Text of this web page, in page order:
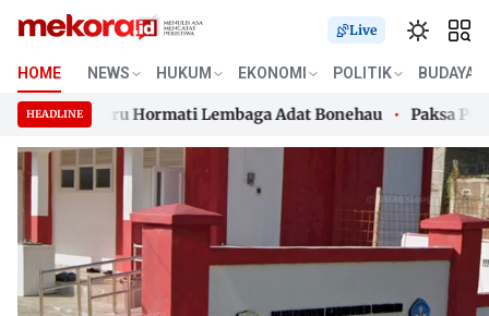
Skip
content
Live
HOME NEWS HUKUM EKONOMI POLITIK BUDAYA
HEADLINEGuru Hormati Lembaga Adat Bonehau Paksa
Guru Hormati Lembaga Adat Bonehau Paksa